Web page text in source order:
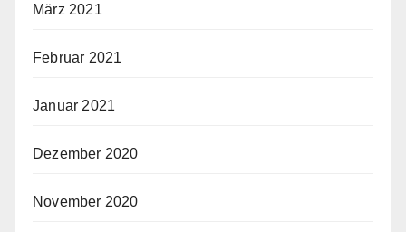
März 2021
Februar 2021
Januar 2021
Dezember 2020
November 2020